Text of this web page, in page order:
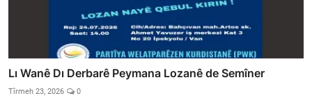
Lı Wanê Dı Derbarê Peymana Lozanê de Semîner
Tîrmeh 23, 2026 0